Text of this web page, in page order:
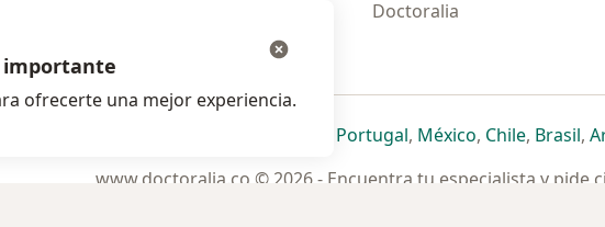
Doctoralia
se abre en una nueva pestaña
se abre en una nueva pestaña
se abre en una nueva pestaña
se abre en una nueva pestaña
Portugalse abre en una nueva
, Méxicose abre en una
, Chilese abre
, Brasilse
,
www.doctoralia.co © 2026 - Encuentra tu especialista y pide
importante
ofrecerte una mejor experiencia.